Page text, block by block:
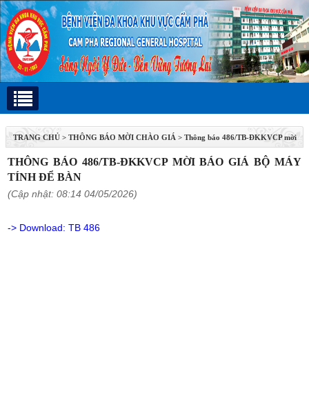
TRANG CHỦ > THÔNG BÁO MỜI CHÀO GIÁ > Thông báo 486/TB-ĐKKVCP mời
báo giá bộ máy tính để bàn
THÔNG BÁO 486/TB-ĐKKVCP MỜI BÁO GIÁ BỘ MÁY
TÍNH ĐỂ BÀN
(Cập nhật: 08:14 04/05/2026)
-> Download: TB 486